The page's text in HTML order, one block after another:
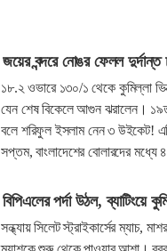
জয়ের বন্দরে নোঙর ফেলল দুর্দান্ত
১৮.২ ওভারে ১৩০/১ থেকে কুমিল্লা
যেন শেষ বিকেলে আগুন ঝরালেন।
বলে শরিফুল ইসলাম নেন ৩ উইকেট!
সপ্তম, বাংলাদেশের বোলারদের মধ্যে
বিপিএলের পর্দা উঠল, ব্যাটিংয়ে
সন্ধ্যায় সিলেট স্ট্রাইকার্সের ম্যাচ,